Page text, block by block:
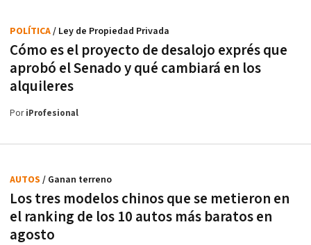
Cómo es el proyecto de desalojo exprés que
aprobó el Senado y qué cambiará en los
alquileres
POLÍTICA/ Ley de Propiedad Privada
PoriProfesional
Los tres modelos chinos que se metieron en
el ranking de los 10 autos más baratos en
agosto
AUTOS / Ganan terreno